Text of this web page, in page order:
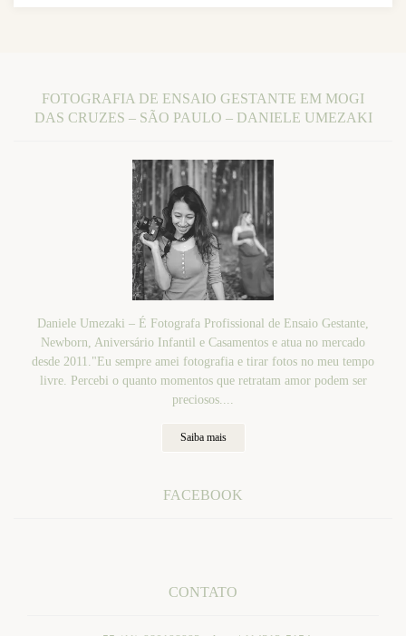
FOTOGRAFIA DE ENSAIO GESTANTE EM MOGI
DAS CRUZES – SÃO PAULO – DANIELE UMEZAKI
Daniele Umezaki – É Fotografa Profissional de Ensaio Gestante,
Newborn, Aniversário Infantil e Casamentos e atua no mercado
desde 2011."Eu sempre amei fotografia e tirar fotos no meu tempo
livre. Percebi o quanto momentos que retratam amor podem ser
preciosos....
Saiba mais
FACEBOOK
CONTATO